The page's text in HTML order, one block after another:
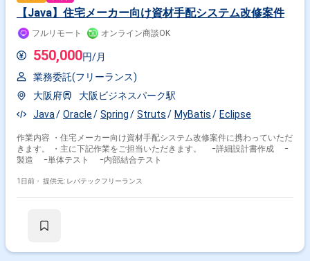
【Java】住宅メーカー向け資材⼿配システム改修案件
フルリモート オンライン商談OK
550,000円/月
業務委託(フリーランス)
大阪府
大阪ビジネスパーク駅
Java
Oracle Spring Struts MyBatis Eclipse
作業内容 ・住宅メーカー向け資材⼿配システム改修案件に携わっていただ
きます。 ・主に下記作業をご担当いただきます。 ｰ詳細設計書作成 ｰ
製造 ｰ単体テスト ｰ内部結合テスト
1日前・ 提供元: レバテックフリーランス